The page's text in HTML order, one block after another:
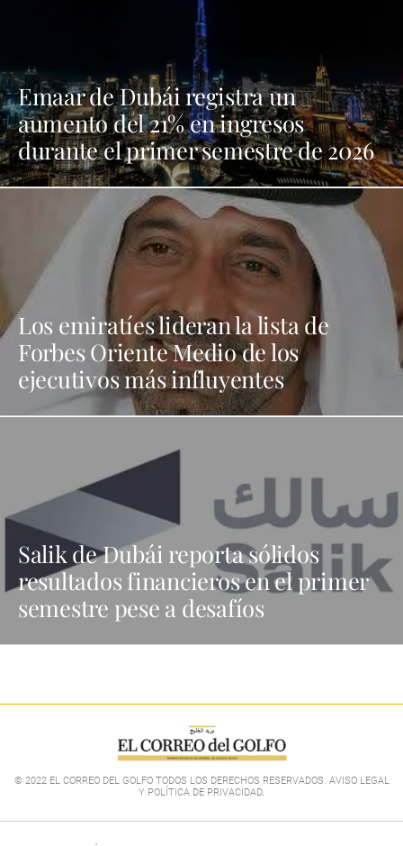
Emaar de Dubái registra un
aumento del 21% en ingresos
durante el primer semestre de 2026
Los emiratíes lideran la lista de
Forbes Oriente Medio de los
ejecutivos más influyentes
Salik de Dubái reporta sólidos
resultados financieros en el primer
semestre pese a desafíos
© 2022 EL CORREO DEL GOLFO TODOS LOS DERECHOS RESERVADOS. AVISO LEGAL
Y POLÍTICA DE PRIVACIDAD.